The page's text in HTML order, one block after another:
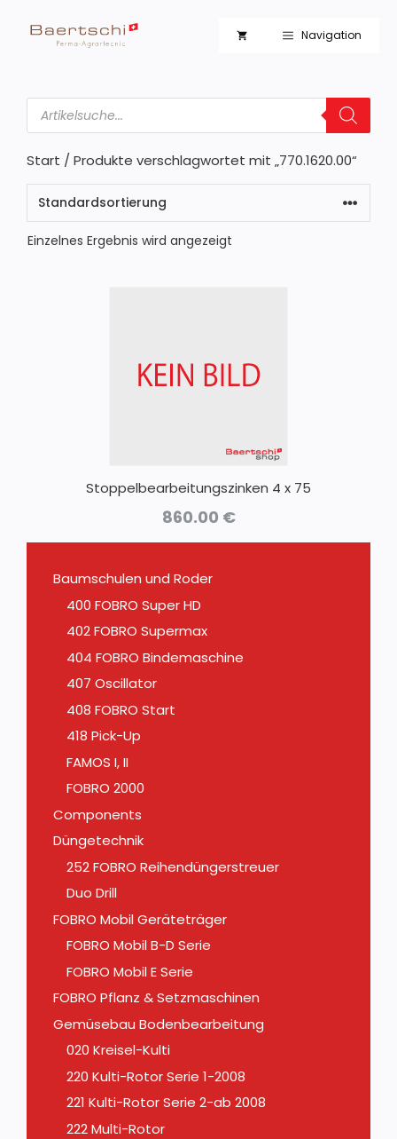
Inhalt
Navigation
Products
search
Start / Produkte verschlagwortet mit „770.1620.00“
Einzelnes Ergebnis wird angezeigt
Stoppelbearbeitungszinken 4 x 75
860.00 €
Baumschulen und Roder
400 FOBRO Super HD
402 FOBRO Supermax
404 FOBRO Bindemaschine
407 Oscillator
408 FOBRO Start
418 Pick-Up
FAMOS I, II
FOBRO 2000
Components
Düngetechnik
252 FOBRO Reihendüngerstreuer
Duo Drill
FOBRO Mobil Geräteträger
FOBRO Mobil B-D Serie
FOBRO Mobil E Serie
FOBRO Pflanz & Setzmaschinen
Gemüsebau Bodenbearbeitung
020 Kreisel-Kulti
220 Kulti-Rotor Serie 1-2008
221 Kulti-Rotor Serie 2-ab 2008
222 Multi-Rotor